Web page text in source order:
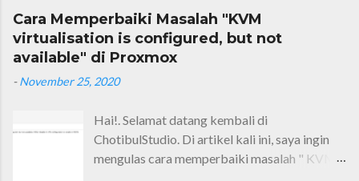
diperkenalkan. Apakah fitur ini penting untuk situs web
Anda? Ya, sebenarnya penting, nggak penting, sih. Toh, kalau
masih pake HTTP/1.1, situs web kita juga masih
berjalan/bekerja dengan baik. Nah!, tetapi, bagi Anda yang
selalu up to date dengan teknologi, tentunya fitur HTTP/2
Apalagi kebanyakan peramban web sudah mendukung fitur
tersebut sejak lama. Jadi, sayangkan kalau tidak
dimanfaatkan? Pada artikel ini, saya hanya akan membahas
Cara Memperbaiki Masalah "KVM
virtualisation is configured, but not
available" di Proxmox
-November 25, 2020
Hai!. Selamat datang kembali di
ChotibulStudio. Di artikel kali ini, saya ingin
mengulas cara memperbaiki masalah " KVM